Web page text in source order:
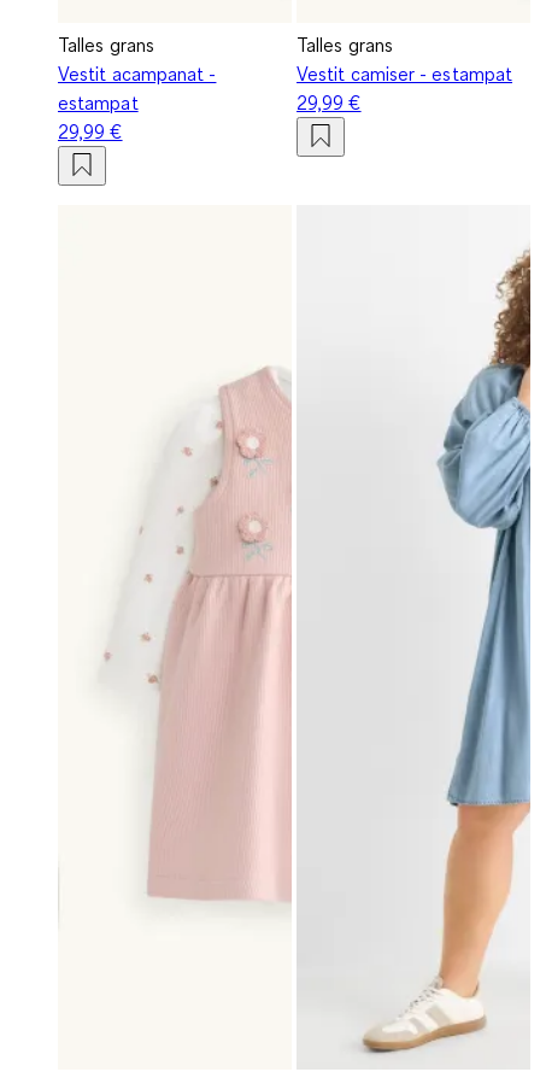
Talles grans
Vestit acampanat -
estampat
29,99 €
Talles grans
Vestit camiser - estampat
29,99 €